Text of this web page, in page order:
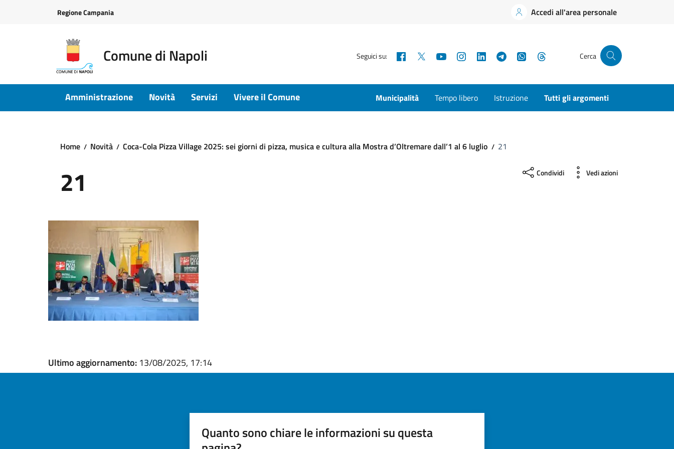
Regione Campania Accedi all'area personale
Comune di Napoli Seguici su: Facebook YouTubeInstagramLinkedInTelegramWhatsApp Cerca
Amministrazione Novità Servizi Vivere il Comune Municipalità Tempo libero Istruzione Tutti gli argomenti
Home Novità Coca-Cola Pizza Village 2025: sei giorni di pizza, musica e cultura alla Mostra d’Oltremare dall’1 al 6 luglio 21
21 Condividi Vedi azioni
Ultimo aggiornamento: 13/08/2025, 17:14
Quanto sono chiare le informazioni su questa